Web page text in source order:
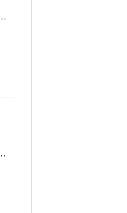
月から研究室に配属され、通うキャンパスも三田洞キャンパスから本部キャンパスに変わります。 ちなみ […]
月にかけて共通テストの過去問を毎週みんなで解くものです。 今年は特に全員が志望 […]